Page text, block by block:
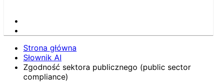
Strona główna
Słownik AI
Zgodność sektora publicznego (public sector
compliance)